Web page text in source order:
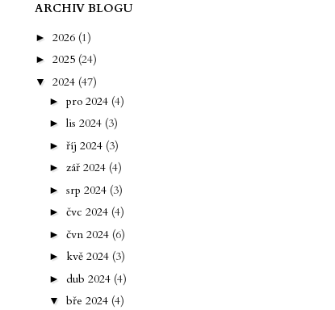
ARCHIV BLOGU
► 2026 (1)
► 2025 (24)
▼ 2024 (47)
► pro 2024 (4)
► lis 2024 (3)
► říj 2024 (3)
► zář 2024 (4)
► srp 2024 (3)
► čvc 2024 (4)
► čvn 2024 (6)
► kvě 2024 (3)
► dub 2024 (4)
▼ bře 2024 (4)